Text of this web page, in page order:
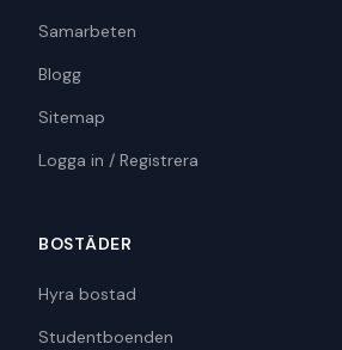
Samarbeten
Blogg
Sitemap
Logga in / Registrera
BOSTÄDER
Hyra bostad
Studentboenden